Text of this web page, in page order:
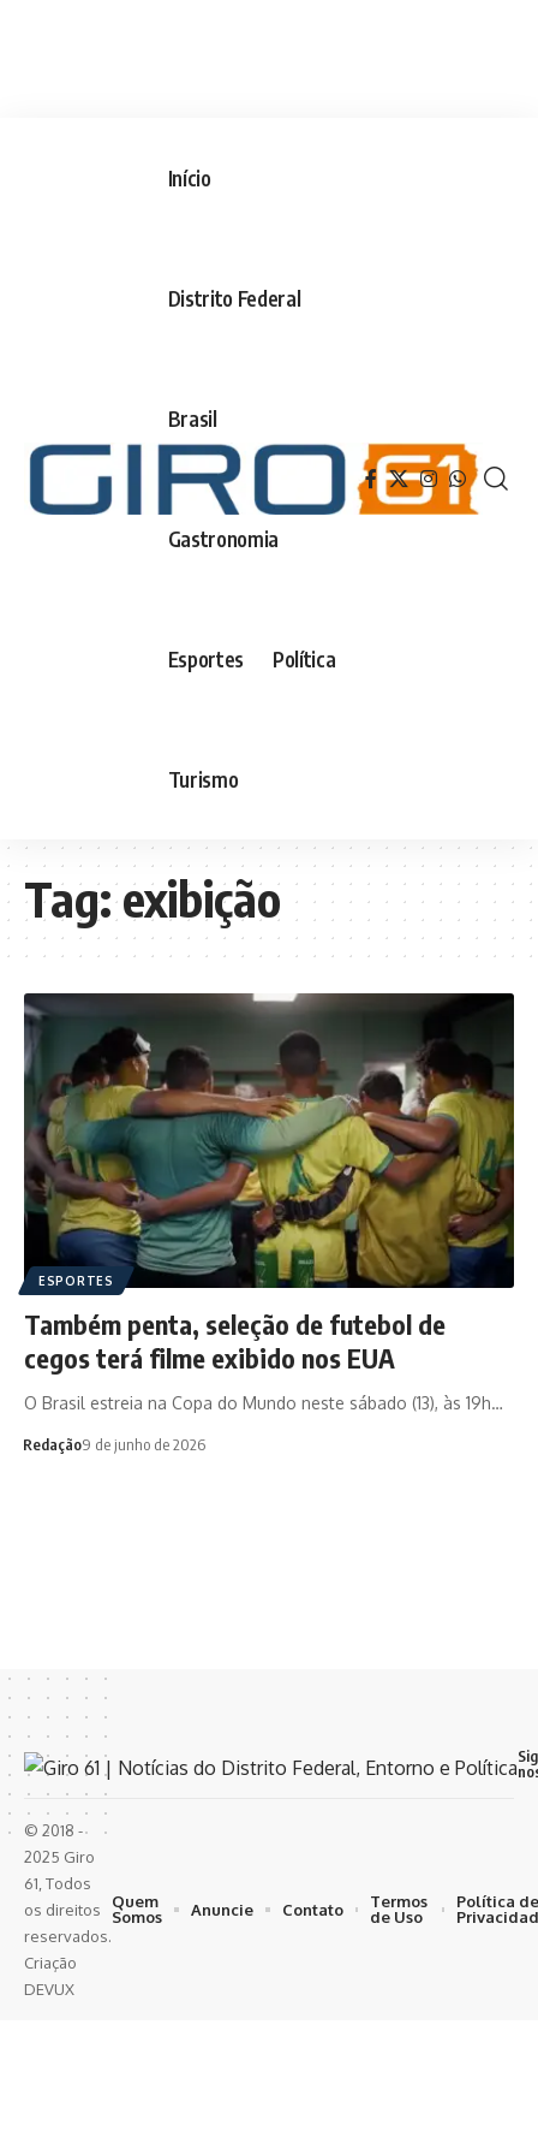
Início
Distrito Federal
Brasil
Gastronomia
Esportes Política
Turismo
Tag:exibição
ESPORTES
Também penta, seleção de futebol de
cegos terá filme exibido nos EUA
O Brasil estreia na Copa do Mundo neste sábado (13), às 19h…
Redação9 de junho de 2026
© 2018 -
2025 Giro
61, Todos
os direitos
reservados.
Criação
DEVUX
Quem
Somos
Anuncie Contato
Termos
de Uso
Política